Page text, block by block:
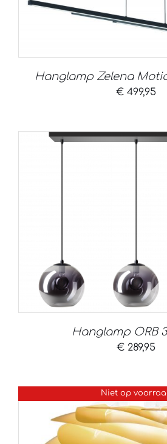
Hanglamp Zelena
€ 499,95
Hanglamp ORB
€ 289,95
Niet op